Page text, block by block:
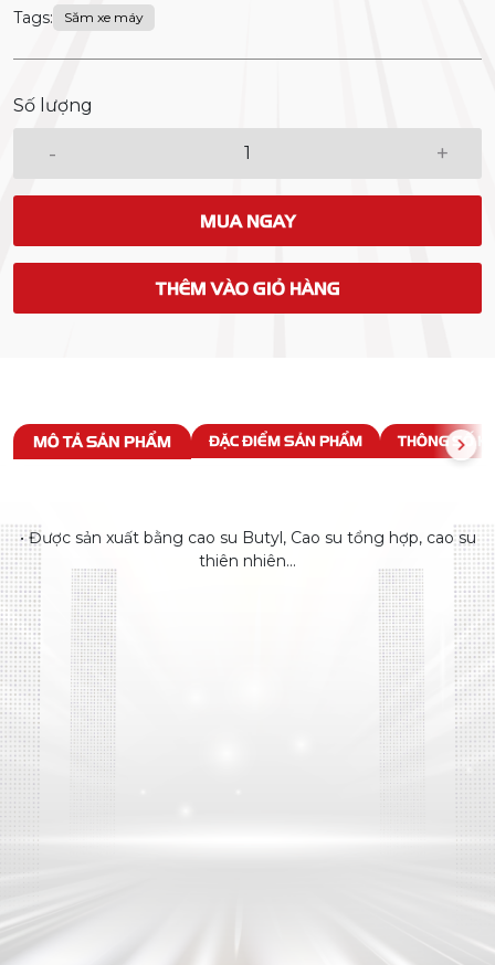
Tags: Săm xe máy
Số lượng
- +
MUA NGAY
THÊM VÀO GIỎ HÀNG
MÔ TẢ SẢN PHẨM ĐẶC ĐIỂM SẢN PHẨM THÔNG SỐ
• Được sản xuất bằng cao su Butyl, Cao su tổng hợp, cao su
thiên nhiên...